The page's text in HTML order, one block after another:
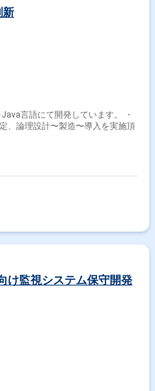
新
言語にて開発しています。 ・
、論理設計〜製造〜導入を実施頂
け監視システム保守開発